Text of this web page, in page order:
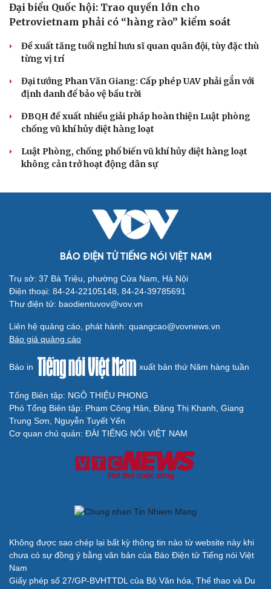
Đại biểu Quốc hội: Trao quyền lớn cho
Petrovietnam phải có “hàng rào” kiểm soát
Đề xuất tăng tuổi nghỉ hưu sĩ quan quân đội, tùy đặc thù
từng vị trí
Đại tướng Phan Văn Giang: Cấp phép UAV phải gắn với
định danh để bảo vệ bầu trời
ĐBQH đề xuất nhiều giải pháp hoàn thiện Luật phòng
chống vũ khí hủy diệt hàng loạt
Luật Phòng, chống phổ biến vũ khí hủy diệt hàng loạt
không cản trở hoạt động dân sự
BÁO ĐIỆN TỬ TIẾNG NÓI VIỆT NAM
Trụ sở: 37 Bà Triệu, phường Cửa Nam, Hà Nội
Điện thoại: 84-24-22105148, 84-24-39785691
Thư điện tử: baodientuvov@vov.vn
Liên hệ quảng cáo, phát hành: quangcao@vovnews.vn
Báo giá quảng cáo
Báo in xuất bản thứ Năm hàng tuần
Tổng Biên tập: NGÔ THIỆU PHONG
Phó Tổng Biên tập: Phạm Công Hân, Đặng Thị Khanh, Giang
Trung Sơn, Nguyễn Tuyết Yến
Cơ quan chủ quản: ĐÀI TIẾNG NÓI VIỆT NAM
Không được sao chép lại bất kỳ thông tin nào từ website này khi
chưa có sự đồng ý bằng văn bản của Báo Điện tử Tiếng nói Việt
Nam
Giấy phép số 27/GP-BVHTTDL của Bộ Văn hóa, Thể thao và Du